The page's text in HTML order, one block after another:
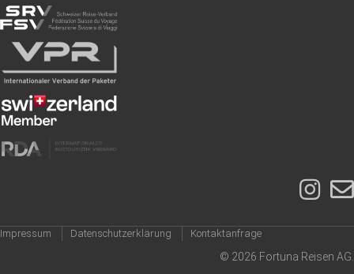
Impressum Datenschutzerklärung Kontaktanfrage
© 2026 Fortuna Reisen AG.